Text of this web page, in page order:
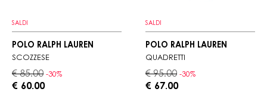
SALDI
POLO RALPH LAUREN
SCOZZESE
€ 85.00 -30%
€ 60.00
SALDI
POLO RALPH LAUREN
QUADRETTI
€ 95.00 -30%
€ 67.00